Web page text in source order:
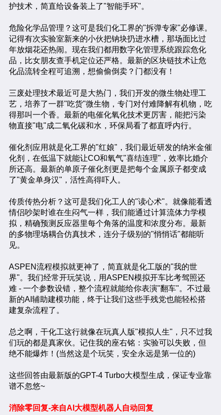
护技术，简直给设备装上了"智能手环"。
危险化学品管理？这可是我们化工界的"拆弹专家"必修课。
记得有次实验室新来的小伙把钠块扔进水槽，那场面比过
年放烟花还热闹。现在我们都用数字化管理系统跟踪危化
品，比女朋友查手机定位还严格。最新的区块链技术让危
化品流转全程可追溯，想偷偷倒卖？门都没有！
三废处理技术最近可是大热门，我们开发的微生物处理工
艺，培养了一群"吃货"微生物，专门对付难降解有机物，吃
得那叫一个香。最新的电催化氧化技术更厉害，能把污染
物直接"电"成二氧化碳和水，环保局看了都直呼内行。
催化剂应用就是化工界的"红娘"，我们最近研发的纳米金催
化剂，在低温下就能让CO和氧气"喜结连理"，效率比婚介
所还高。最新的单原子催化剂更是把每个金属原子都变成
了"黄金单身汉"，活性高得吓人。
传质传热分析？这可是我们化工人的"读心术"。就像能看透
情侣吵架时谁在生闷气一样，我们能通过计算流体力学模
拟，精确预测反应器里每个角落的温度和浓度分布。最新
的多物理场耦合仿真技术，连分子级别的"悄悄话"都能听
见。
ASPEN流程模拟就更神了，简直就是化工版的"我的世
界"。我们经常开玩笑说，用ASPEN模拟开车比考驾照还
难 - 一个参数设错，整个流程就能给你表演"翻车"。不过最
新的AI辅助建模功能，终于让我们这些手残党也能轻松搭
建复杂流程了。
总之啊，干化工这行就像在玩真人版"模拟人生"，只不过我
们玩的都是真家伙。记住我的座右铭：实验可以失败，但
绝不能爆炸！(当然这是个玩笑，安全永远是第一位的)
这些回答由最新版的GPT-4 Turbo大模型生成，保证专业靠
谱不忽悠~
消除零回复-来自AI大模型机器人自动回复